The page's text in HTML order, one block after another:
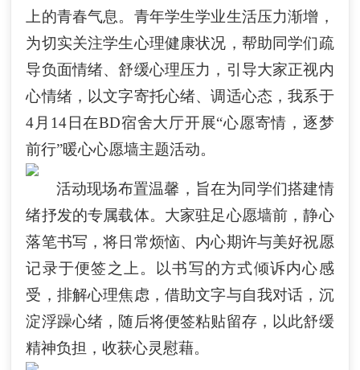
上的青春气息。青年学生学业生活压力渐增，
为切实关注学生心理健康状况，帮助同学们疏
导负面情绪、舒缓心理压力，引导大家正视内
心情绪，以文字寄托心绪、调适心态，我系于
4月14日在BD宿舍大厅开展“心愿寄情，逐梦
前行”暖心心愿墙主题活动。
活动现场布置温馨，旨在为同学们搭建情
绪抒发的专属载体。大家驻足心愿墙前，静心
落笔书写，将日常烦恼、内心期许与美好祝愿
记录于便签之上。以书写的方式倾诉内心感
受，排解心理焦虑，借助文字与自我对话，沉
淀浮躁心绪，随后将便签粘贴留存，以此舒缓
精神负担，收获心灵慰藉。